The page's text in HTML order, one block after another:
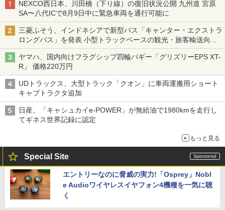
NEXCO西日本、川田橋（下り線）の復旧状況公開 九州道 宮原
SA〜八代ICで8月9日中に緊急車両を通行可能に
三菱ふそう、インドネシアで新型バス「キャンター・エクストラ
ロングバス」を発表 小型トラックベースの観光・旅客輸送向け
バス
ヤマハ、国内向けフラグシップ四輪バギー「グリズリーEPS XT-
R」 価格220万円
UDトラックス、大型トラック「クオン」に車両運搬用ショート
キャブトラクタ追加
日産、「キャシュカイe-POWER」が無給油で1980kmを走行し
てギネス世界記録に認定
もっと見る
Special Site
エントリーなのに脅威の実力!「Osprey」Nobl
e Audioワイヤレスイヤフォン4機種を一気に聴
く